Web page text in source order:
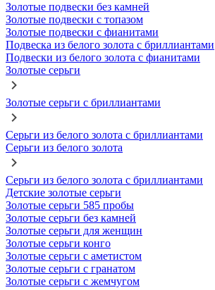
Золотые подвески без камней
Золотые подвески с топазом
Золотые подвески с фианитами
Подвеска из белого золота с бриллиантами
Подвески из белого золота с фианитами
Золотые серьги
Золотые серьги с бриллиантами
Серьги из белого золота с бриллиантами
Серьги из белого золота
Серьги из белого золота с бриллиантами
Детские золотые серьги
Золотые серьги 585 пробы
Золотые серьги без камней
Золотые серьги для женщин
Золотые серьги конго
Золотые серьги с аметистом
Золотые серьги с гранатом
Золотые серьги с жемчугом